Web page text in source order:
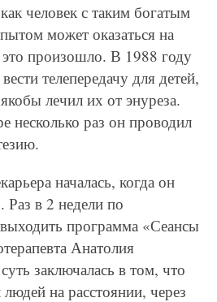
человек с таким богатым
может оказаться на
произошло. В 1988 году
телепередачу для детей,
лечил их от энуреза.
несколько раз он проводил
началась, когда он
Раз в 2 недели по
программа «Сеансы
Анатолия
заключалась в том, что
на расстоянии, через